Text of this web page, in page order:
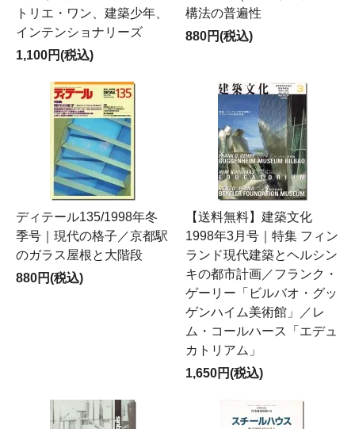
トリエ・ワン、建築少年、
インテンショナリーズ
1,100円(税込)
構法の普遍性
880円(税込)
ディテール135/1998年冬
季号｜現代の格子／京都駅
のガラス屋根と大階段
880円(税込)
【送料無料】建築文化
1998年3月号｜特集 フィン
ランド現代建築とヘルシン
キの都市計画／フランク・
ゲーリー「ビルバオ・グッ
ゲンハイム美術館」／レ
ム・コールハース「エデュ
カトリアム」
1,650円(税込)